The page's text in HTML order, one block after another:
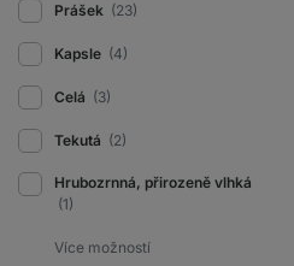
Prášek (23)
Kapsle (4)
Celá (3)
Tekutá (2)
Hrubozrnná, přirozeně vlhká
(1)